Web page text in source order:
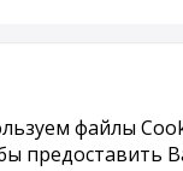
файлы
предоставить